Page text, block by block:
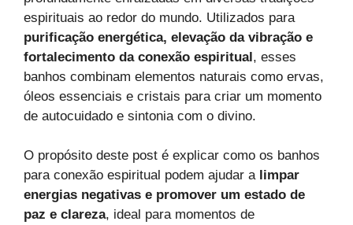
espirituais ao redor do mundo. Utilizados para
purificação energética, elevação da vibração e
fortalecimento da conexão espiritual, esses
banhos combinam elementos naturais como ervas,
óleos essenciais e cristais para criar um momento
de autocuidado e sintonia com o divino.
O propósito deste post é explicar como os banhos
para conexão espiritual podem ajudar a limpar
energias negativas e promover um estado de
paz e clareza, ideal para momentos de